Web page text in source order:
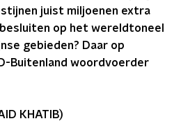
juist miljoenen extra
op het wereldtoneel
gebieden? Daar op
Buitenland woordvoerder
KHATIB)